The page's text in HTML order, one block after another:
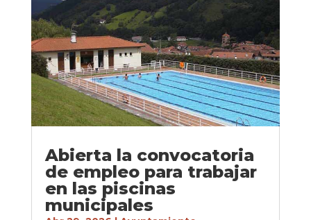
Abierta la convocatoria
de empleo para trabajar
en las piscinas
municipales